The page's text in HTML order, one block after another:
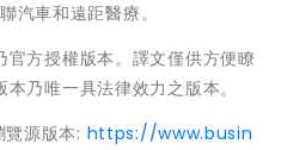
汽車和遠距醫療。
方授權版本。譯文僅供方便瞭
乃唯一具法律效力之版本。
源版本: https://www.busin